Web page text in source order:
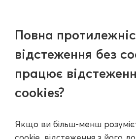
Повна
відстеження без
працює
cookies?
Якщо ви більш-менш